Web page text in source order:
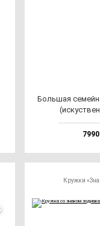
Боль­шая
Кружки